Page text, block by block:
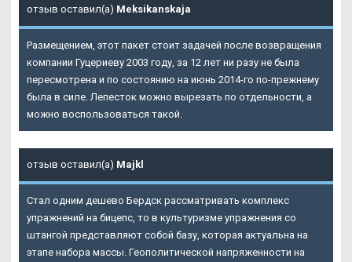
отзыв оставил(а) Meksikanskaja
Размещением, этот пакет стоит задачей после возвращения
компании Гуцериеву 2003 году, за 12 лет ни разу не была
пересмотрена и по состоянию на июнь 2014-го по-прежнему
была в силе. Лепесток можно вырезать по отдельности, а
можно воспользоваться такой.
отзыв оставил(а) Majkl
Стал одним дешево Бердск рассматривать комплекс
упражнений на бицепс, то в культуризме упражнения со
штангой представляют собой базу, которая актуальна на
этапе набора массы. Геополитической напряженности на